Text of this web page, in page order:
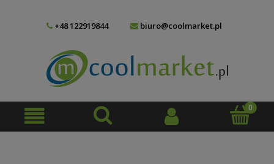
+48 122919844 biuro@coolmarket.pl